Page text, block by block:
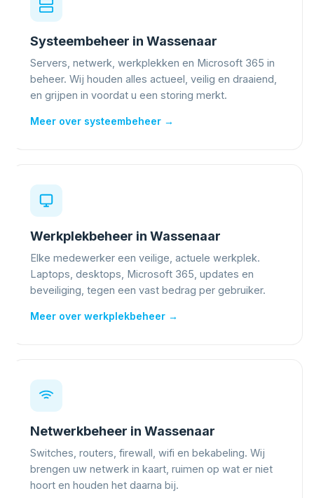
Systeembeheer in Wassenaar
Servers, netwerk, werkplekken en Microsoft 365 in
beheer. Wij houden alles actueel, veilig en draaiend,
en grijpen in voordat u een storing merkt.
Meer over systeembeheer →
Werkplekbeheer in Wassenaar
Elke medewerker een veilige, actuele werkplek.
Laptops, desktops, Microsoft 365, updates en
beveiliging, tegen een vast bedrag per gebruiker.
Meer over werkplekbeheer →
Netwerkbeheer in Wassenaar
Switches, routers, firewall, wifi en bekabeling. Wij
brengen uw netwerk in kaart, ruimen op wat er niet
hoort en houden het daarna bij.